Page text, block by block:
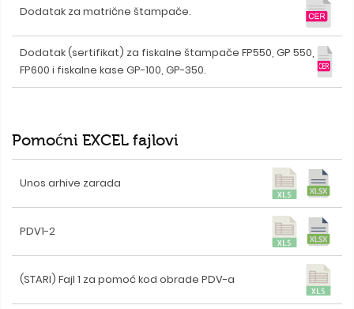
Dodatak za matrične štampače.
Dodatak (sertifikat) za fiskalne štampače FP550, GP 550,
FP600 i fiskalne kase GP-100, GP-350.
Pomoćni EXCEL fajlovi
Unos arhive zarada
PDV1-2
(STARI) Fajl 1 za pomoć kod obrade PDV-a